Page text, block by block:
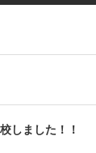
しました！！